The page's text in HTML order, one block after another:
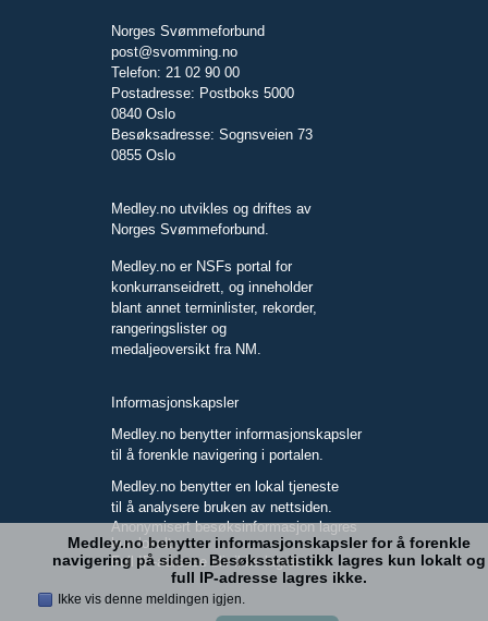
Norges Svømmeforbund
post@svomming.no
Telefon: 21 02 90 00
Postadresse: Postboks 5000
0840 Oslo
Besøksadresse: Sognsveien 73
0855 Oslo
Medley.no utvikles og driftes av
Norges Svømmeforbund.
Medley.no er NSFs portal for
konkurranseidrett, og inneholder
blant annet terminlister, rekorder,
rangeringslister og
medaljeoversikt fra NM.
Informasjonskapsler
Medley.no benytter informasjonskapsler
til å forenkle navigering i portalen.
Medley.no benytter en lokal tjeneste
til å analysere bruken av nettsiden.
Anonymisert besøksinformasjon lagres
kun lokalt.
Full IP-adresse blir ikke lagret.
Medley.no benytter informasjonskapsler for å forenkle
navigering på siden. Besøksstatistikk lagres kun lokalt og
full IP-adresse lagres ikke.
Ikke vis denne meldingen igjen.